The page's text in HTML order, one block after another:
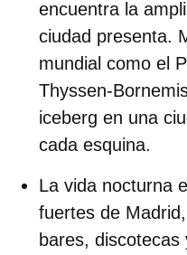
encuentra la
ciudad presenta.
mundial como el
Thyssen-
iceberg en una
cada esquina.
La vida nocturna
fuertes de
bares, discotecas